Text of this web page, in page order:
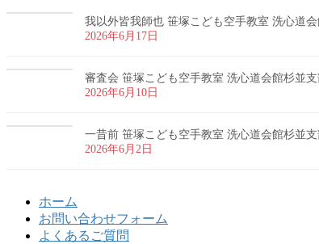
我以外皆我師也 笹塚こども空手教室 洗心道
2026年6月17日
審査会 笹塚こども空手教室 洗心道会館杉並
2026年6月10日
一昔前 笹塚こども空手教室 洗心道会館杉並
2026年6月2日
ホーム
お問い合わせフォーム
よくあるご質問